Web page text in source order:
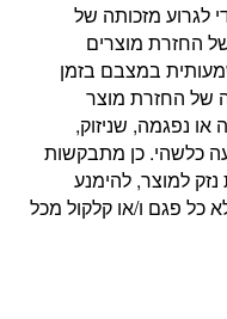
לגרוע מזכותה של
החזרת מוצרים
במצבם בזמן
של החזרת מוצר
נפגמה, שניזוק,
כלשהי. כן מתבקשות
למוצר, להימנע
כל פגם ו/או קלקול מכל